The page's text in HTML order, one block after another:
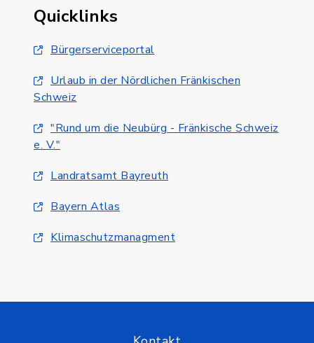
Quicklinks
Bürgerserviceportal
Urlaub in der Nördlichen Fränkischen
Schweiz
"Rund um die Neubürg - Fränkische Schweiz
e. V."
Landratsamt Bayreuth
Bayern Atlas
Klimaschutzmanagment